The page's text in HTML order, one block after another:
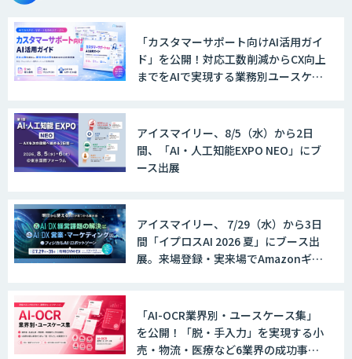
「カスタマーサポート向けAI活用ガイ
ド」を公開！対応工数削減からCX向上
までをAIで実現する業務別ユースケー
アイスマイリー、8/5（水）から2日
間、「AI・人工知能EXPO NEO」にブ
ース出展
アイスマイリー、 7/29（水）から3日
間「イプロスAI 2026 夏」にブース出
展。来場登録・実来場でAmazonギフ
「AI-OCR業界別・ユースケース集」
を公開！「脱・手入力」を実現する小
売・物流・医療など6業界の成功事例